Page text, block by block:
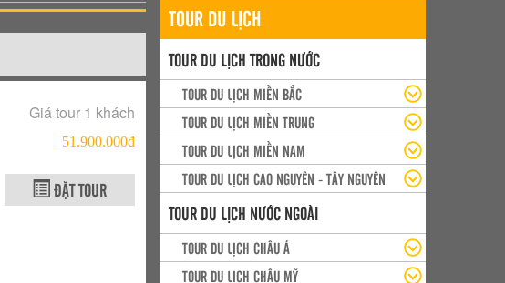
Giá tour 1 khách
51.900.000đ
ĐẶT TOUR
TOUR DU LỊCH
TOUR DU LỊCH TRONG NƯỚC
TOUR DU LỊCH MIỀN BẮC
TOUR DU LỊCH MIỀN TRUNG
TOUR DU LỊCH MIỀN NAM
TOUR DU LỊCH CAO NGUYÊN - TÂY NGUYÊN
TOUR DU LỊCH NƯỚC NGOÀI
TOUR DU LỊCH CHÂU Á
TOUR DU LỊCH CHÂU MỸ